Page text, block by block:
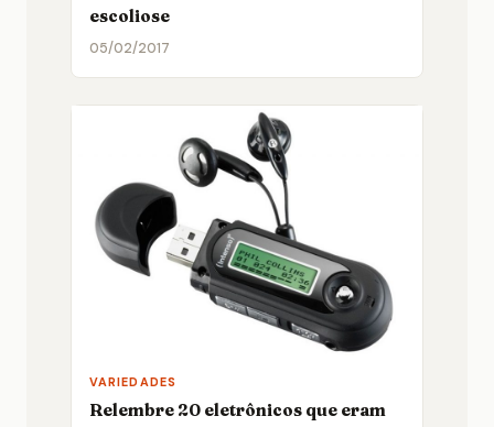
escoliose
05/02/2017
VARIEDADES
Relembre 20 eletrônicos que eram